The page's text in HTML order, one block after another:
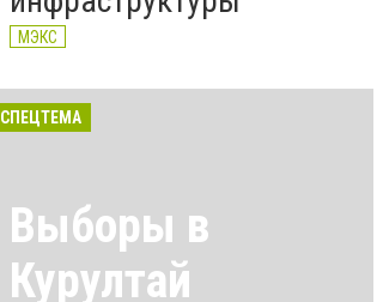
МЭКС
СПЕЦТЕМА
Выборы в
Курултай